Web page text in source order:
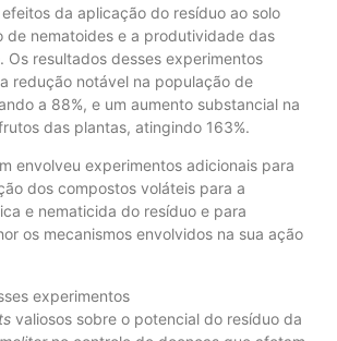
da aplicação do resíduo ao solo
de nematoides e a produtividade das
Os resultados desses experimentos
redução notável na população de
a 88%, e um aumento substancial na
das plantas, atingindo 163%.
envolveu experimentos adicionais para
dos compostos voláteis para a
e nematicida do resíduo e para
os mecanismos envolvidos na sua ação
experimentos
valiosos sobre o potencial do resíduo da